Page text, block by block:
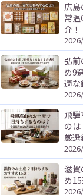
広島
常
介！
弘前
め9
適な
飛騨
の
厳選
滋賀
め